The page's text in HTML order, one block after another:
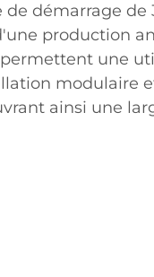
démarrage de
production
permettent une
modulaire
ainsi une